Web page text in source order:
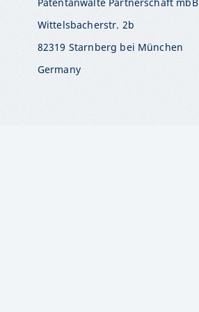
Wittelsbacherstr. 2b
82319 Starnberg bei München
Germany